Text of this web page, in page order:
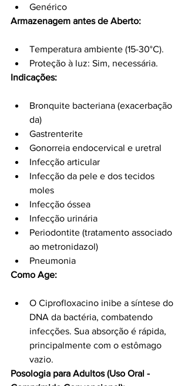
Genérico
Armazenagem antes de Aberto:
Temperatura ambiente (15-30°C).
Proteção à luz: Sim, necessária.
Indicações:
Bronquite bacteriana (exacerbação
da)
Gastrenterite
Gonorreia endocervical e uretral
Infecção articular
Infecção da pele e dos tecidos
moles
Infecção óssea
Infecção urinária
Periodontite (tratamento associado
ao metronidazol)
Pneumonia
Como Age:
O Ciprofloxacino inibe a síntese do
DNA da bactéria, combatendo
infecções. Sua absorção é rápida,
principalmente com o estômago
vazio.
Posologia para Adultos (Uso Oral -